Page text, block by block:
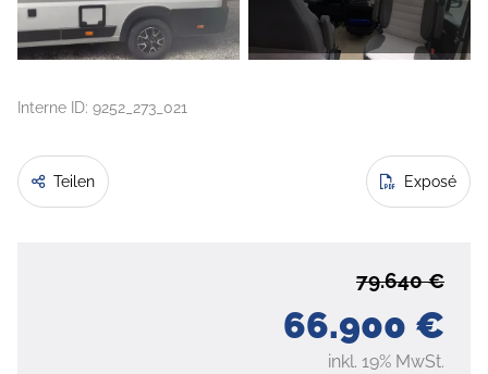
Interne ID: 9252_273_021
Teilen Exposé
66.900 €
79.640 €
inkl. 19% MwSt.